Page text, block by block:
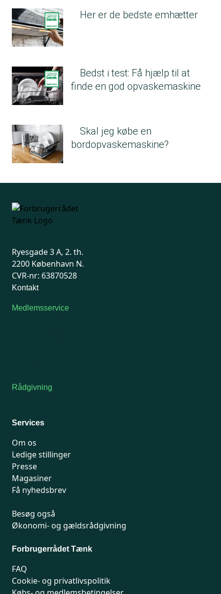
Her er de bedste emhætter
Bedst i test: Få hjælp til at
finde en god opvaskemaskine
Skal jeg købe en
bordopvaskemaskine?
Ryesgade 3 A, 2. th.
2200 København N.
CVR-nr: 63870528
Kontakt
Medlemsservice
Rådgivning
Services
Om os
Ledige stillinger
Presse
Magasiner
Få nyhedsbrev
Besøg også
Økonomi- og gældsrådgivning
Forbrugerrådet Tænk
FAQ
Cookie- og privatlivspolitik